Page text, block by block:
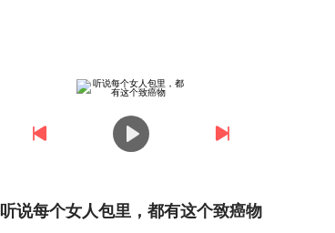
听说每个女人包里，都有这个致癌物